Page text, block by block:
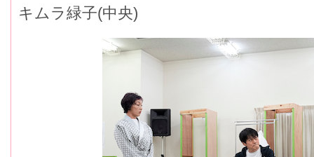
キムラ緑子(中央)